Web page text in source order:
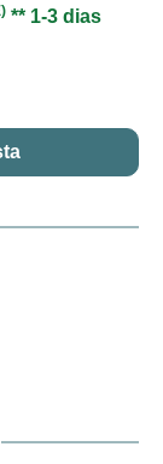
** 1-3 dias
la